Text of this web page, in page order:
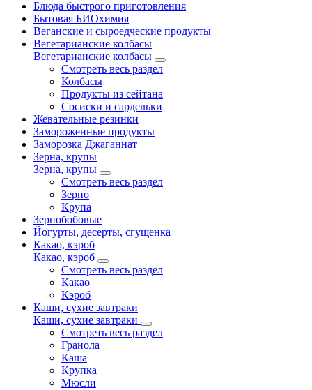
Блюда быстрого приготовления
Бытовая БИОхимия
Веганские и сыроедческие продукты
Вегетарианские колбасы
Вегетарианские колбасы
Смотреть весь раздел
Колбасы
Продукты из сейтана
Сосиски и сардельки
Жевательные резинки
Замороженные продукты
Заморозка Джаганнат
Зерна, крупы
Зерна, крупы
Смотреть весь раздел
Зерно
Крупа
Зернобобовые
Йогурты, десерты, сгущенка
Какао, кэроб
Какао, кэроб
Смотреть весь раздел
Какао
Кэроб
Каши, сухие завтраки
Каши, сухие завтраки
Смотреть весь раздел
Гранола
Каша
Крупка
Мюсли